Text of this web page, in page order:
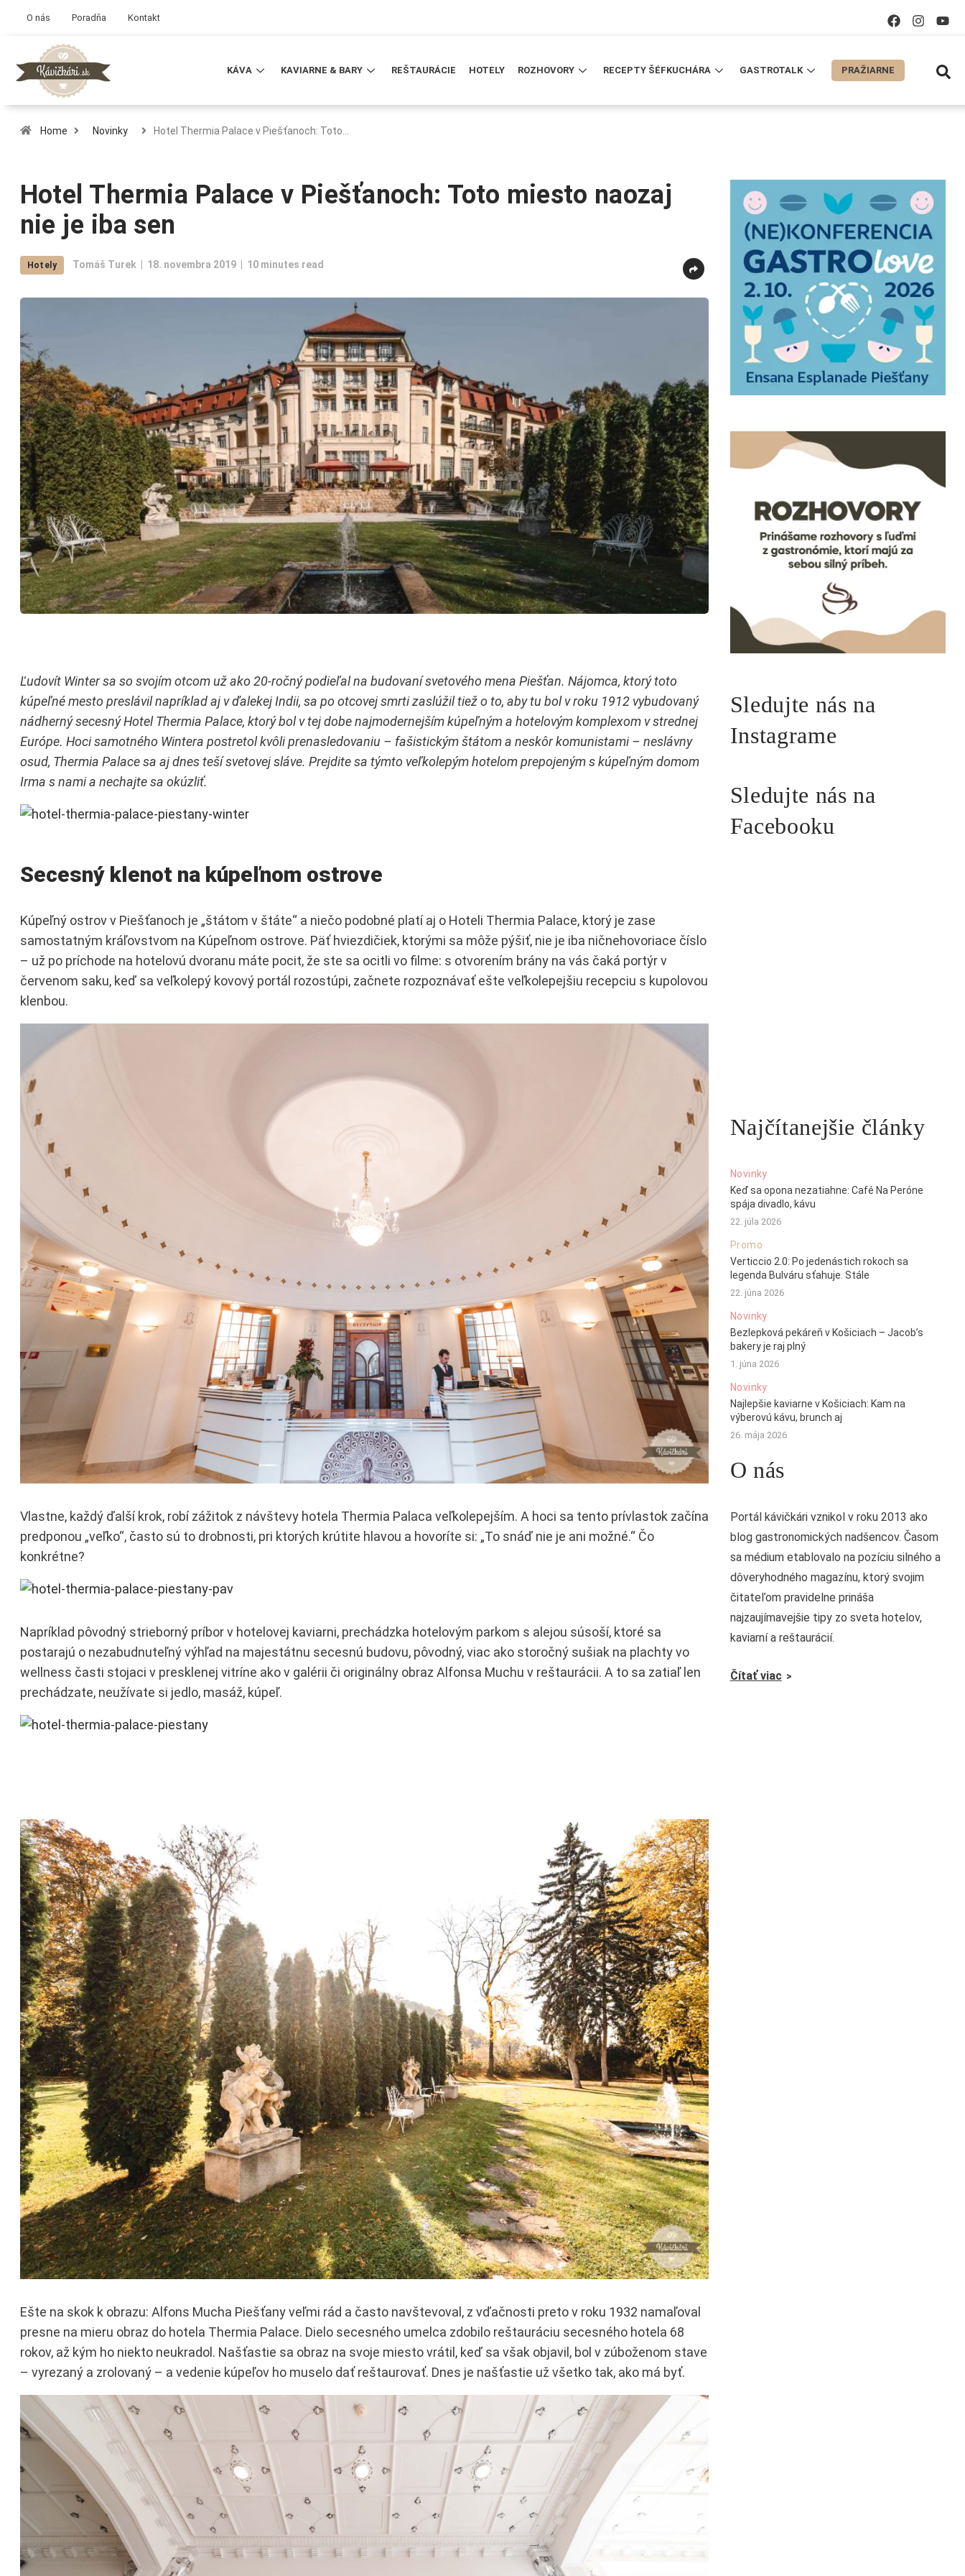
O nás Poradňa Kontakt
KÁVA KAVIARNE & BARY REŠTAURÁCIE HOTELY ROZHOVORY RECEPTY ŠÉFKUCHÁRA GASTROTALK PRAŽIARNE
Home Novinky Hotel Thermia Palace v Piešťanoch: Toto…
Hotel Thermia Palace v Piešťanoch: Toto miesto naozaj
nie je iba sen
Hotely Tomáš Turek 18. novembra 2019 10 minutes read
Ľudovít Winter sa so svojím otcom už ako 20-ročný podieľal na budovaní svetového mena Piešťan. Nájomca, ktorý toto
kúpeľné mesto preslávil napríklad aj v ďalekej Indii, sa po otcovej smrti zaslúžil tiež o to, aby tu bol v roku 1912 vybudovaný
nádherný secesný Hotel Thermia Palace, ktorý bol v tej dobe najmodernejším kúpeľným a hotelovým komplexom v strednej
Európe. Hoci samotného Wintera postretol kvôli prenasledovaniu – fašistickým štátom a neskôr komunistami – neslávny
osud, Thermia Palace sa aj dnes teší svetovej sláve. Prejdite sa týmto veľkolepým hotelom prepojeným s kúpeľným domom
Irma s nami a nechajte sa okúzliť.
Secesný klenot na kúpeľnom ostrove
Kúpeľný ostrov v Piešťanoch je „štátom v štáte“ a niečo podobné platí aj o Hoteli Thermia Palace, ktorý je zase
samostatným kráľovstvom na Kúpeľnom ostrove. Päť hviezdičiek, ktorými sa môže pýšiť, nie je iba ničnehovoriace číslo
– už po príchode na hotelovú dvoranu máte pocit, že ste sa ocitli vo filme: s otvorením brány na vás čaká portýr v
červenom saku, keď sa veľkolepý kovový portál rozostúpi, začnete rozpoznávať ešte veľkolepejšiu recepciu s kupolovou
klenbou.
Vlastne, každý ďalší krok, robí zážitok z návštevy hotela Thermia Palaca veľkolepejším. A hoci sa tento prívlastok začína
predponou „veľko“, často sú to drobnosti, pri ktorých krútite hlavou a hovoríte si: „To snáď nie je ani možné.“ Čo
konkrétne?
Napríklad pôvodný strieborný príbor v hotelovej kaviarni, prechádzka hotelovým parkom s alejou súsoší, ktoré sa
postarajú o nezabudnuteľný výhľad na majestátnu secesnú budovu, pôvodný, viac ako storočný sušiak na plachty vo
wellness časti stojaci v presklenej vitríne ako v galérii či originálny obraz Alfonsa Muchu v reštaurácii. A to sa zatiaľ len
prechádzate, neužívate si jedlo, masáž, kúpeľ.
Ešte na skok k obrazu: Alfons Mucha Piešťany veľmi rád a často navštevoval, z vďačnosti preto v roku 1932 namaľoval
presne na mieru obraz do hotela Thermia Palace. Dielo secesného umelca zdobilo reštauráciu secesného hotela 68
rokov, až kým ho niekto neukradol. Našťastie sa obraz na svoje miesto vrátil, keď sa však objavil, bol v zúboženom stave
– vyrezaný a zrolovaný – a vedenie kúpeľov ho muselo dať reštaurovať. Dnes je našťastie už všetko tak, ako má byť.
Sledujte nás na
Instagrame
Sledujte nás na
Facebooku
Najčítanejšie články
Novinky
Keď sa opona nezatiahne: Café Na Peróne
spája divadlo, kávu
22. júla 2026
Promo
Verticcio 2.0: Po jedenástich rokoch sa
legenda Bulváru sťahuje. Stále
22. júna 2026
Novinky
Bezlepková pekáreň v Košiciach – Jacob’s
bakery je raj plný
1. júna 2026
Novinky
Najlepšie kaviarne v Košiciach: Kam na
výberovú kávu, brunch aj
26. mája 2026
O nás
Portál kávičkári vznikol v roku 2013 ako
blog gastronomických nadšencov. Časom
sa médium etablovalo na pozíciu silného a
dôveryhodného magazínu, ktorý svojim
čitateľom pravidelne prináša
najzaujímavejšie tipy zo sveta hotelov,
kaviarní a reštaurácií.
Čítať viac